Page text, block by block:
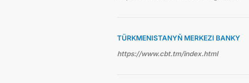
TÜRKMENISTANYŇ MERKEZI BANKY
https://www.cbt.tm/index.html